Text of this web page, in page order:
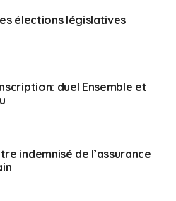
élections législatives
duel Ensemble et
indemnisé de l’assurance